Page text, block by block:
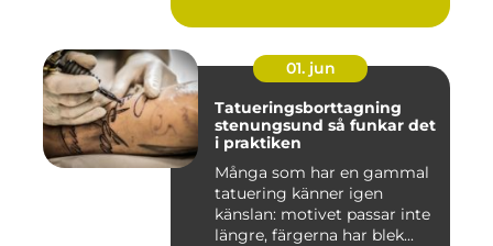
01. jun
Tatueringsborttagning
stenungsund så funkar det
i praktiken
Många som har en gammal
tatuering känner igen
känslan: motivet passar inte
längre, färgerna har blek...